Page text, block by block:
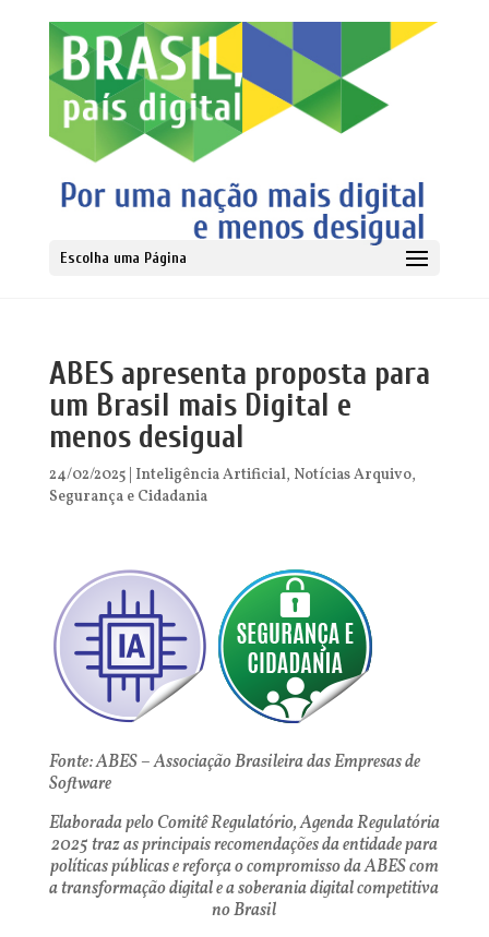
Escolha uma Página
ABES apresenta proposta para
um Brasil mais Digital e
menos desigual
24/02/2025| Inteligência Artificial, Notícias Arquivo,
Segurança e Cidadania
Fonte: ABES – Associação Brasileira das Empresas de
Software
Elaborada pelo Comitê Regulatório, Agenda Regulatória
2025 traz as principais recomendações da entidade para
políticas públicas e reforça o compromisso da ABES com
a transformação digital e a soberania digital competitiva
no Brasil